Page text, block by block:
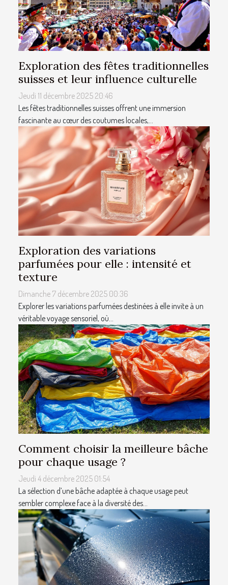
Exploration des fêtes traditionnelles
suisses et leur influence culturelle
Jeudi 11 décembre 2025 20:46
Les fêtes traditionnelles suisses offrent une immersion
fascinante au cœur des coutumes locales,...
Exploration des variations
parfumées pour elle : intensité et
texture
Dimanche 7 décembre 2025 00:36
Explorer les variations parfumées destinées à elle invite à un
véritable voyage sensoriel, où...
Comment choisir la meilleure bâche
pour chaque usage ?
Jeudi 4 décembre 2025 01:54
La sélection d’une bâche adaptée à chaque usage peut
sembler complexe face à la diversité des...